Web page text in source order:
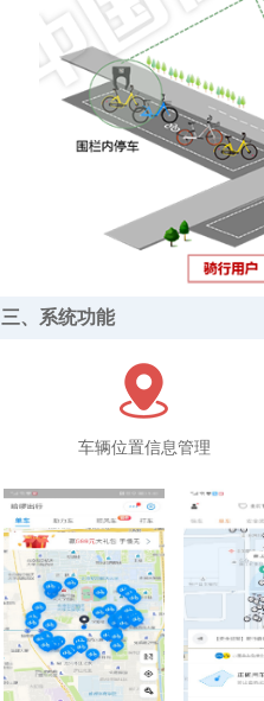
三、系统功能
车辆位置信息管理